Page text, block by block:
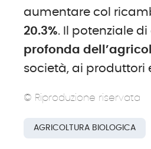
aumentare col
20.3%. Il potenziale
profonda
società, ai produttori
© Riproduzione riservata
AGRICOLTURA BIOLOGICA